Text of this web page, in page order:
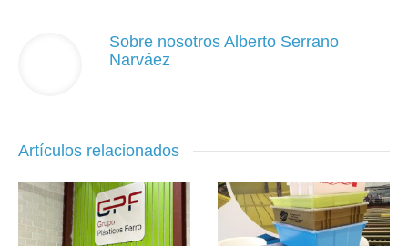
Sobre nosotros Alberto Serrano
Narváez
Artículos relacionados